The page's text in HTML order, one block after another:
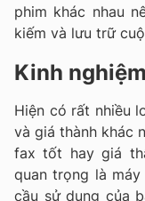
phim khác nhau
kiếm và lưu trữ
Kinh
Hiện có rất nhiều
và giá thành khác
fax tốt hay giá
quan trọng là
cầu sử dụng của